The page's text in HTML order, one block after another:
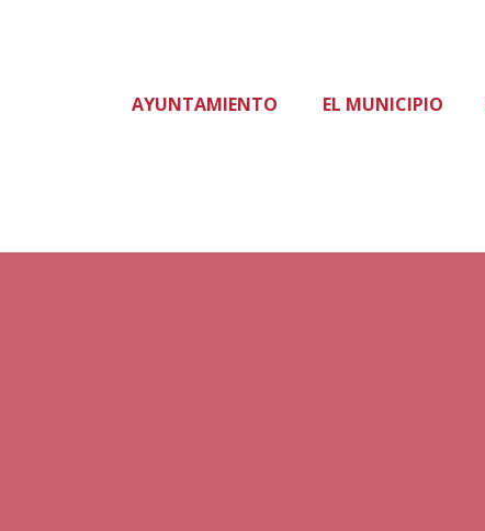
AYUNTAMIENTO EL MUNICIPIO